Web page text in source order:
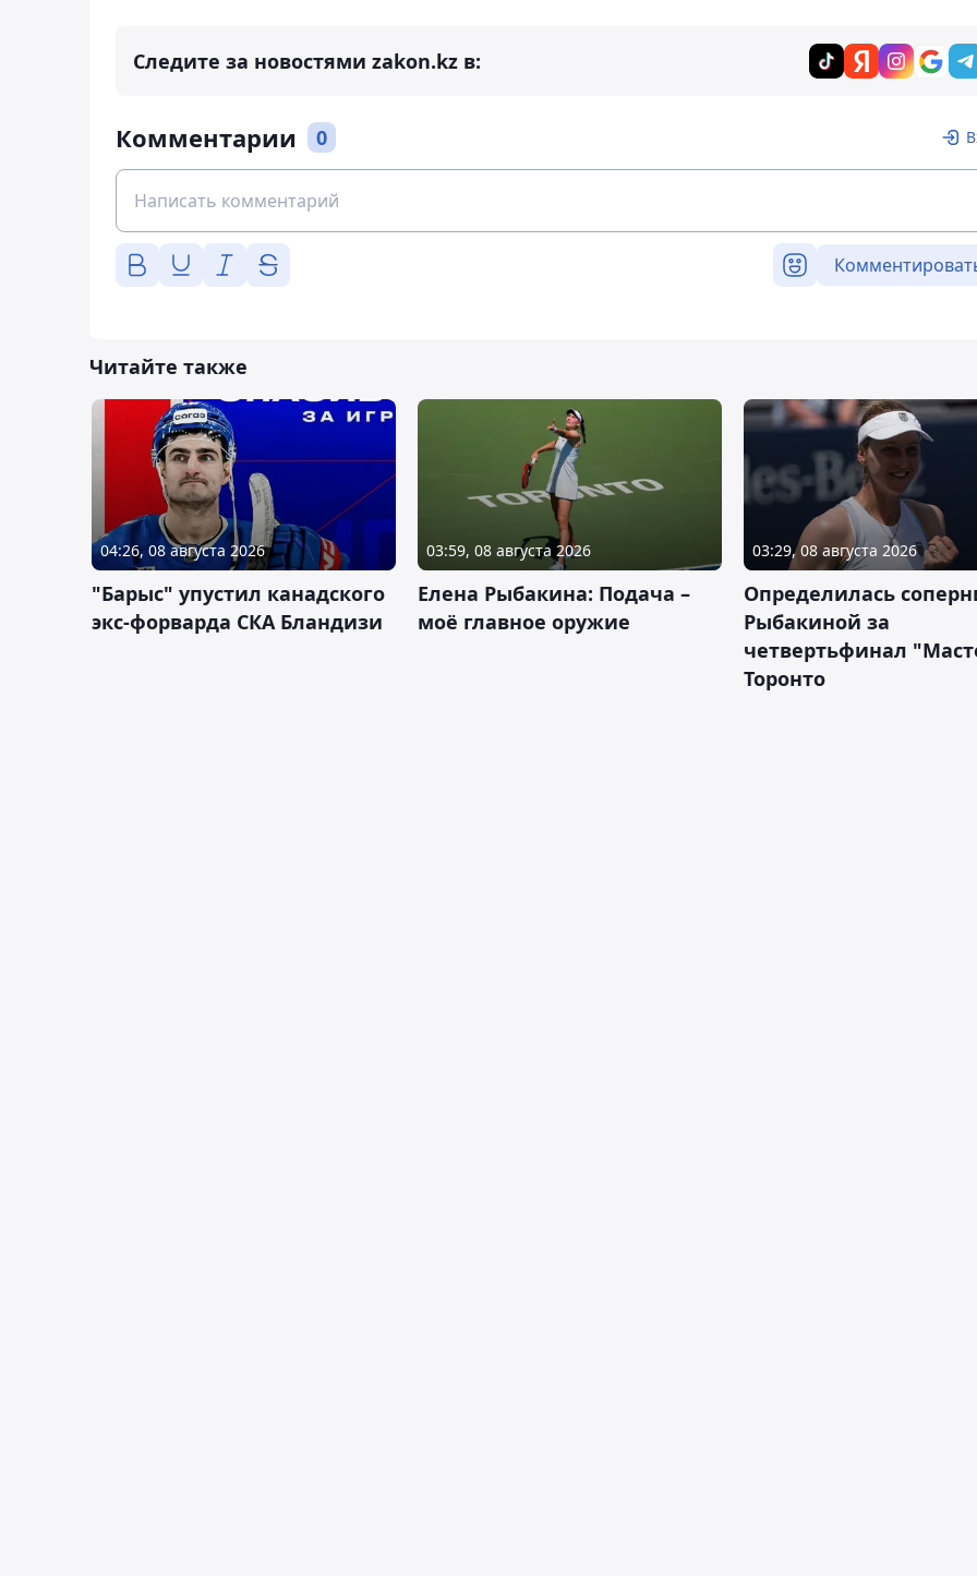
Следите за новостями zakon.kz в:
Комментарии 0
Читайте также
04:26, 08 августа 2026
"Барыс" упустил канадского
экс-форварда СКА Бландизи
03:59, 08 августа 2026
Елена Рыбакина: Подача –
моё главное оружие
03:29, 08 августа 2026
Определилась
Рыбакиной за
четвертьфинал
Торонто